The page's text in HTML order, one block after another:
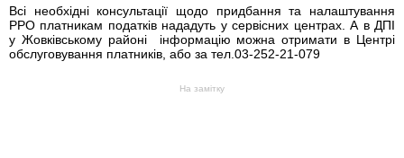
Всі необхідні консультації щодо придбання та налаштування
РРО платникам податків нададуть у сервісних центрах. А в ДПІ
у Жовківському районі
інформацію можна отримати в Центрі
обслуговування платників, або за тел. 03-252-21-079
На замітку